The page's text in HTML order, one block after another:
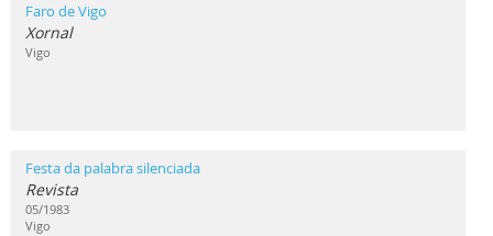
Faro de Vigo
Xornal
Vigo
Festa da palabra silenciada
Revista
05/1983
Vigo